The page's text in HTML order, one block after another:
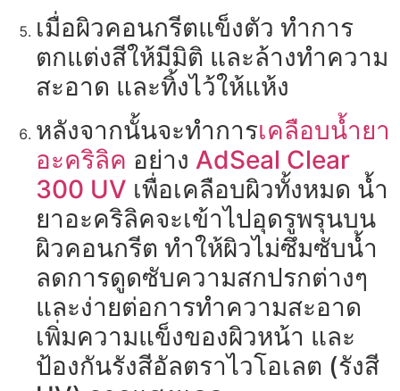
เมื่อผิวคอนกรีตแข็งตัว ทำการ
ตกแต่งสีให้มีมิติ และล้างทำความ
สะอาด และทิ้งไว้ให้แห้ง
หลังจากนั้นจะทำการเคลือบน้ำยา
อะคริลิค อย่าง AdSeal Clear
300 UV เพื่อเคลือบผิวทั้งหมด น้ำ
ยาอะคริลิคจะเข้าไปอุดรูพรุนบน
ผิวคอนกรีต ทำให้ผิวไม่ซึมซับน้ำ
ลดการดูดซับความสกปรกต่างๆ
และง่ายต่อการทำความสะอาด
เพิ่มความแข็งของผิวหน้า และ
ป้องกันรังสีอัลตราไวโอเลต (รังสี